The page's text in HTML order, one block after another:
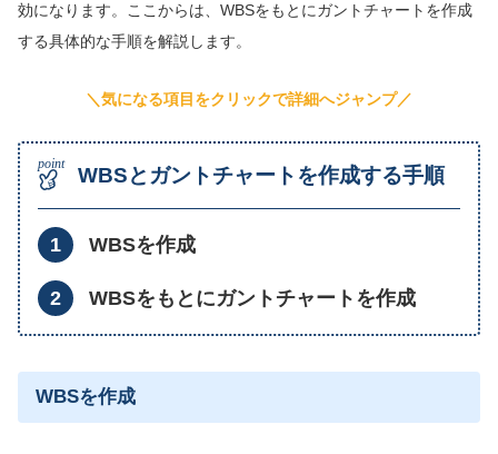
効になります。ここからは、WBSをもとにガントチャートを作成
する具体的な手順を解説します。
＼気になる項目をクリックで詳細へジャンプ／
WBSとガントチャートを作成する手順
WBSを作成
WBSをもとにガントチャートを作成
WBSを作成